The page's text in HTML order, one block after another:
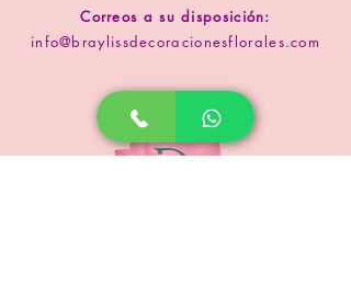
Correos a su disposición:
info@braylissdecoracionesflorales.com